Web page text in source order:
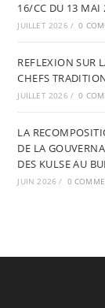
16/CC DU 13 MAI
JUILLET 2026 / 0
REFLEXION SUR
CHEFS
JUILLET 2026 / 0
LA
DE LA
DES KULSE AU
JUIN 2026 / 0